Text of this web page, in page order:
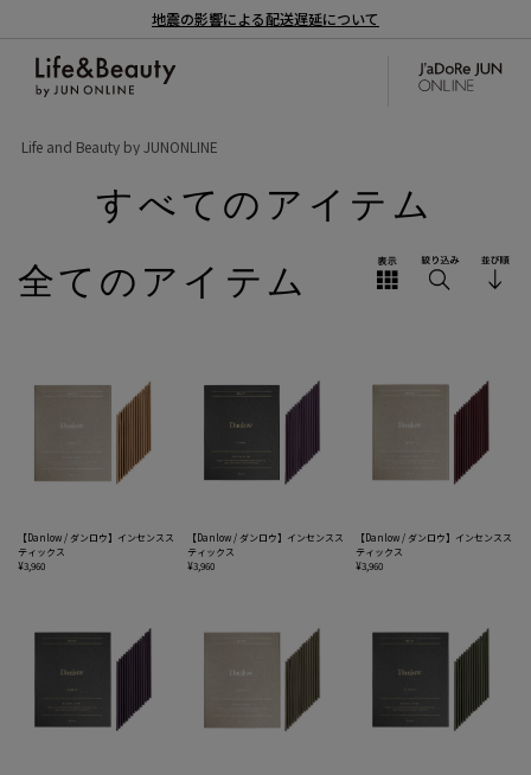
地震の影響による配送遅延について
Life and Beauty by JUNONLINE
すべてのアイテム
全てのアイテム
【Danlow / ダンロウ】インセンスス
ティックス
¥3,960
【Danlow / ダンロウ】インセンスス
ティックス
¥3,960
【Danlow / ダンロウ】インセンスス
ティックス
¥3,960